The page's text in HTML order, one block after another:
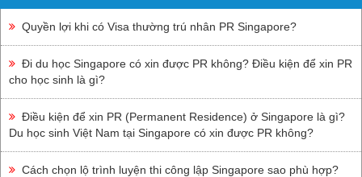
Quyền lợi khi có Visa thường trú nhân PR Singapore?
Đi du học Singapore có xin được PR không? Điều kiện để xin PR
cho học sinh là gì?
Điều kiện để xin PR (Permanent Residence) ở Singapore là gì?
Du học sinh Việt Nam tại Singapore có xin được PR không?
Cách chọn lộ trình luyện thi công lập Singapore sao phù hợp?